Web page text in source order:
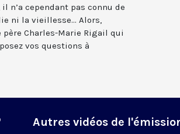
n’a cependant pas connu de
ni la vieillesse... Alors,
père Charles-Marie Rigail qui
vos questions à
Autres vidéos de